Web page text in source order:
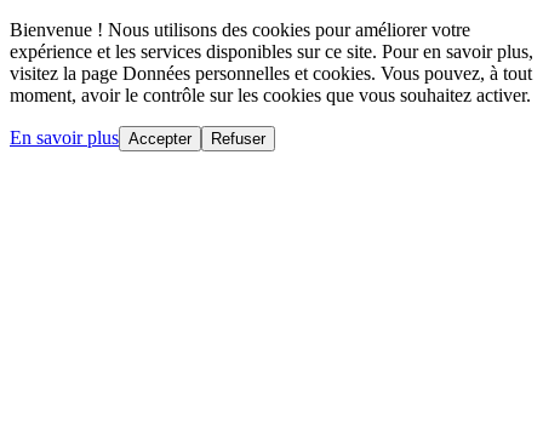
Bienvenue ! Nous utilisons des cookies pour améliorer votre
expérience et les services disponibles sur ce site. Pour en savoir plus,
visitez la page Données personnelles et cookies. Vous pouvez, à tout
moment, avoir le contrôle sur les cookies que vous souhaitez activer.
En savoir plus Accepter Refuser